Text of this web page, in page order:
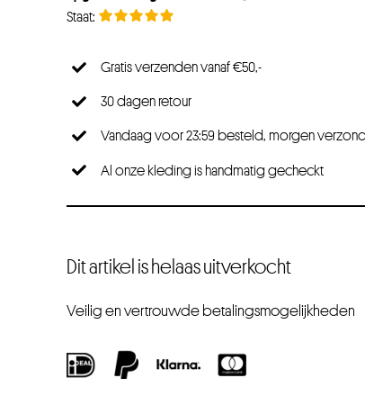
Gratis verzenden vanaf €50,-
30 dagen retour
Vandaag voor 23:59 besteld, morgen
Al onze kleding is handmatig gecheckt
Dit artikel is helaas uitverkocht
Veilig en vertrouwde betalingsmogelijkheden